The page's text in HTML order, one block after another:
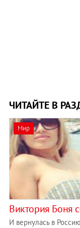
ЧИТАЙТЕ В
Мир
Виктория Боня
И вернулась в Россию